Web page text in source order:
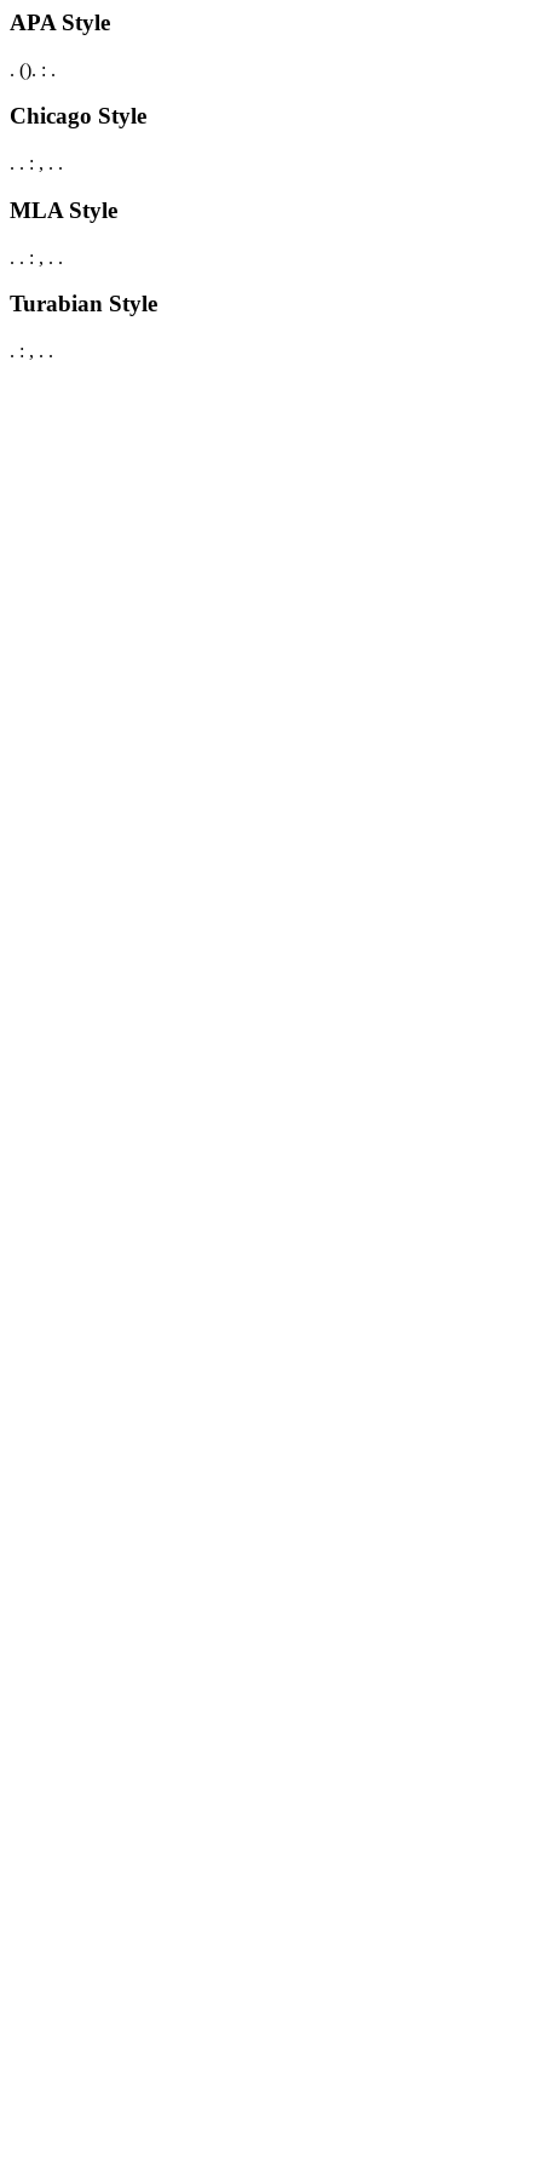
APA Style
. (). : .
Chicago Style
. . : , . .
MLA Style
. . : , . .
Turabian Style
. : , . .